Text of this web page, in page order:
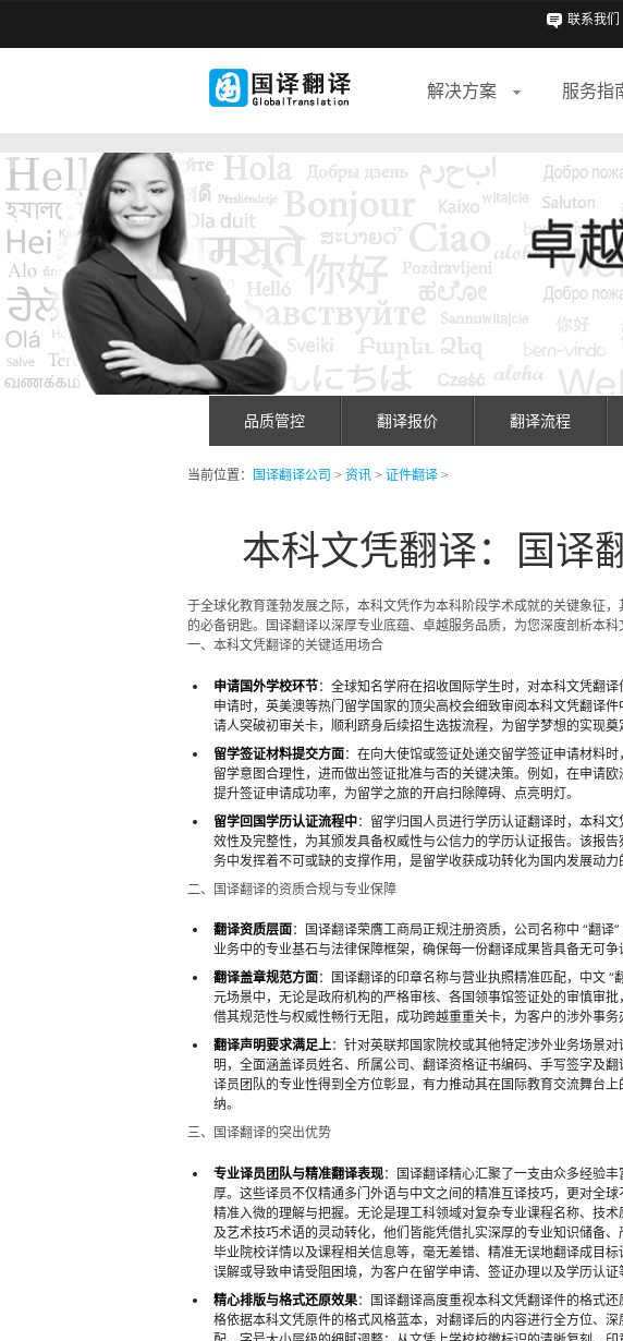
联系我们
解决方案 服务指
品质管控 翻译报价 翻译流程
当前位置： 国译翻译公司 > 资讯 > 证件翻译 >
本科文凭翻译：国译
于全球化教育蓬勃发展之际，本科文凭作为本科阶段学术成就的关键象征
的必备钥匙。国译翻译以深厚专业底蕴、卓越服务品质，为您深度剖析本
一、本科文凭翻译的关键适用场合
申请国外学校环节：全球知名学府在招收国际学生时，对本科文凭翻
申请时，英美澳等热门留学国家的顶尖高校会细致审阅本科文凭翻译
请人突破初审关卡，顺利跻身后续招生选拔流程，为留学梦想的实现奠
留学签证材料提交方面：在向大使馆或签证处递交留学签证申请材料
留学意图合理性，进而做出签证批准与否的关键决策。例如，在申请
提升签证申请成功率，为留学之旅的开启扫除障碍、点亮明灯。
留学回国学历认证流程中：留学归国人员进行学历认证翻译时，本科
效性及完整性，为其颁发具备权威性与公信力的学历认证报告。该报
务中发挥着不可或缺的支撑作用，是留学收获成功转化为国内发展动力
二、国译翻译的资质合规与专业保障
翻译资质层面：国译翻译荣膺工商局正规注册资质，公司名称中 “翻
业务中的专业基石与法律保障框架，确保每一份翻译成果皆具备无可
翻译盖章规范方面：国译翻译的印章名称与营业执照精准匹配，中文
元场景中，无论是政府机构的严格审核、各国领事馆签证处的审慎审
借其规范性与权威性畅行无阻，成功跨越重重关卡，为客户的涉外事
翻译声明要求满足上：针对英联邦国家院校或其他特定涉外业务场景
明，全面涵盖译员姓名、所属公司、翻译资格证书编码、手写签字及
译员团队的专业性得到全方位彰显，有力推动其在国际教育交流舞台
纳。
三、国译翻译的突出优势
专业译员团队与精准翻译表现：国译翻译精心汇聚了一支由众多经验
厚。这些译员不仅精通多门外语与中文之间的精准互译技巧，更对全
精准入微的理解与把握。无论是理工科领域对复杂专业课程名称、技
及艺术技巧术语的灵动转化，他们皆能凭借扎实深厚的专业知识储备
毕业院校详情以及课程相关信息等，毫无差错、精准无误地翻译成目
误解或导致申请受阻困境，为客户在留学申请、签证办理以及学历认
精心排版与格式还原效果：国译翻译高度重视本科文凭翻译件的格式
格依据本科文凭原件的格式风格蓝本，对翻译后的内容进行全方位、